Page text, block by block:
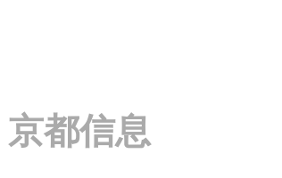
京都信息